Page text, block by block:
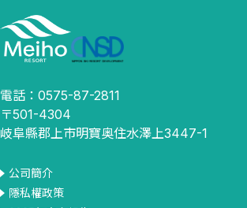
電話：0575-87-2811
〒501-4304
岐阜縣郡上市明寶奥住水澤上3447-1
公司簡介
隱私權政策